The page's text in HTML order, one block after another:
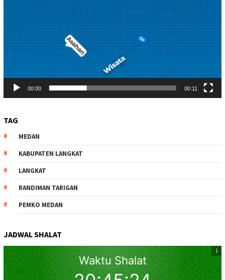
00:00 00:11
TAG
MEDAN
KABUPATEN LANGKAT
LANGKAT
RANDIMAN TARIGAN
PEMKO MEDAN
JADWAL SHALAT